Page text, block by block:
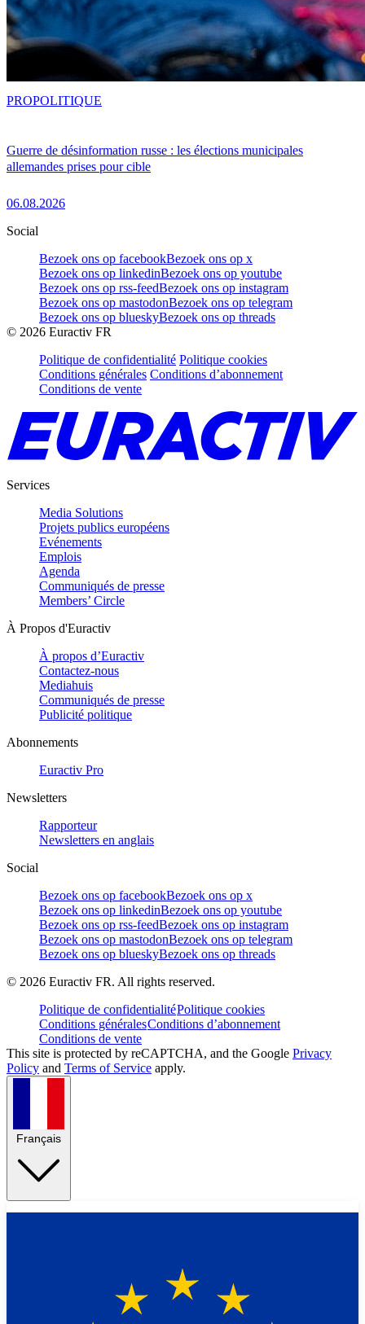
Guerre de désinformation russe : les élections municipales
allemandes prises pour cible
06.08.2026
PROPOLITIQUE
Social
Bezoek ons op facebookBezoek ons op x
Bezoek ons op linkedinBezoek ons op youtube
Bezoek ons op rss-feedBezoek ons op instagram
Bezoek ons op mastodonBezoek ons op telegram
Bezoek ons op blueskyBezoek ons op threads
© 2026 Euractiv FR
Politique de confidentialité Politique cookies
Conditions générales Conditions d’abonnement
Conditions de vente
Services
Media Solutions
Projets publics européens
Evénements
Emplois
Agenda
Communiqués de presse
Members’ Circle
À Propos d'Euractiv
À propos d’Euractiv
Contactez-nous
Mediahuis
Communiqués de presse
Publicité politique
Abonnements
Euractiv Pro
Newsletters
Rapporteur
Newsletters en anglais
Social
Bezoek ons op facebookBezoek ons op x
Bezoek ons op linkedinBezoek ons op youtube
Bezoek ons op rss-feedBezoek ons op instagram
Bezoek ons op mastodonBezoek ons op telegram
Bezoek ons op blueskyBezoek ons op threads
© 2026 Euractiv FR. All rights reserved.
Politique de confidentialitéPolitique cookies
Conditions généralesConditions d’abonnement
Conditions de vente
This site is protected by reCAPTCHA, and the Google Privacy
Policy and Terms of Service apply.
Français